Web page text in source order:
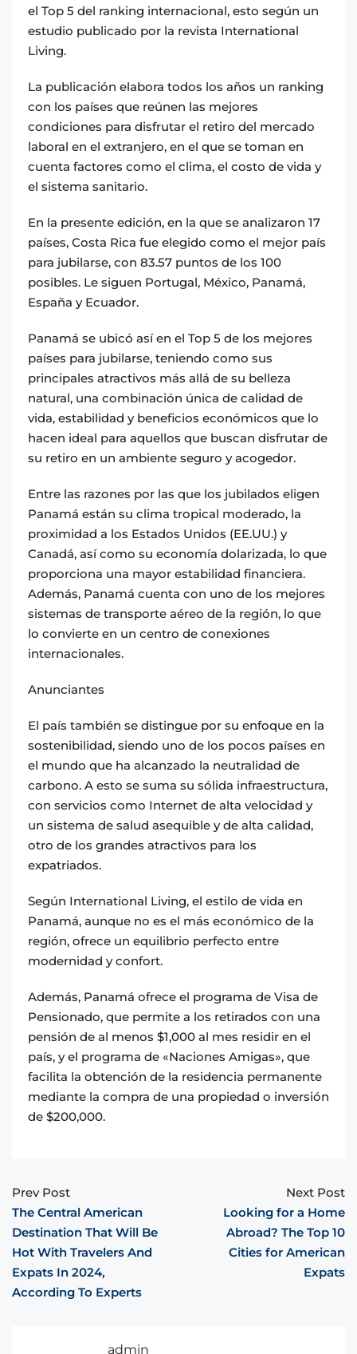
el Top 5 del ranking internacional, esto según un
estudio publicado por la revista International
Living.
La publicación elabora todos los años un ranking
con los países que reúnen las mejores
condiciones para disfrutar el retiro del mercado
laboral en el extranjero, en el que se toman en
cuenta factores como el clima, el costo de vida y
el sistema sanitario.
En la presente edición, en la que se analizaron 17
países, Costa Rica fue elegido como el mejor país
para jubilarse, con 83.57 puntos de los 100
posibles. Le siguen Portugal, México, Panamá,
España y Ecuador.
Panamá se ubicó así en el Top 5 de los mejores
países para jubilarse, teniendo como sus
principales atractivos más allá de su belleza
natural, una combinación única de calidad de
vida, estabilidad y beneficios económicos que lo
hacen ideal para aquellos que buscan disfrutar de
su retiro en un ambiente seguro y acogedor.
Entre las razones por las que los jubilados eligen
Panamá están su clima tropical moderado, la
proximidad a los Estados Unidos (EE.UU.) y
Canadá, así como su economía dolarizada, lo que
proporciona una mayor estabilidad financiera.
Además, Panamá cuenta con uno de los mejores
sistemas de transporte aéreo de la región, lo que
lo convierte en un centro de conexiones
internacionales.
Anunciantes
El país también se distingue por su enfoque en la
sostenibilidad, siendo uno de los pocos países en
el mundo que ha alcanzado la neutralidad de
carbono. A esto se suma su sólida infraestructura,
con servicios como Internet de alta velocidad y
un sistema de salud asequible y de alta calidad,
otro de los grandes atractivos para los
expatriados.
Según International Living, el estilo de vida en
Panamá, aunque no es el más económico de la
región, ofrece un equilibrio perfecto entre
modernidad y confort.
Además, Panamá ofrece el programa de Visa de
Pensionado, que permite a los retirados con una
pensión de al menos $1,000 al mes residir en el
país, y el programa de «Naciones Amigas», que
facilita la obtención de la residencia permanente
mediante la compra de una propiedad o inversión
de $200,000.
Prev Post
The Central American
Destination That Will Be
Hot With Travelers And
Expats In 2024,
According To Experts
Next Post
Looking for a Home
Abroad? The Top 10
Cities for American
Expats
admin